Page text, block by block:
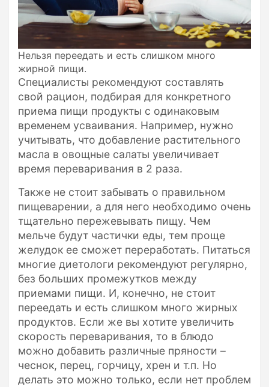
Нельзя переедать и есть слишком много
жирной пищи.
Специалисты рекомендуют составлять
свой рацион, подбирая для конкретного
приема пищи продукты с одинаковым
временем усваивания. Например, нужно
учитывать, что добавление растительного
масла в овощные салаты увеличивает
время переваривания в 2 раза.
Также не стоит забывать о правильном
пищеварении, а для него необходимо очень
тщательно пережевывать пищу. Чем
мельче будут частички еды, тем проще
желудок ее сможет переработать. Питаться
многие диетологи рекомендуют регулярно,
без больших промежутков между
приемами пищи. И, конечно, не стоит
переедать и есть слишком много жирных
продуктов. Если же вы хотите увеличить
скорость переваривания, то в блюдо
можно добавить различные пряности –
чеснок, перец, горчицу, хрен и т.п. Но
делать это можно только, если нет проблем